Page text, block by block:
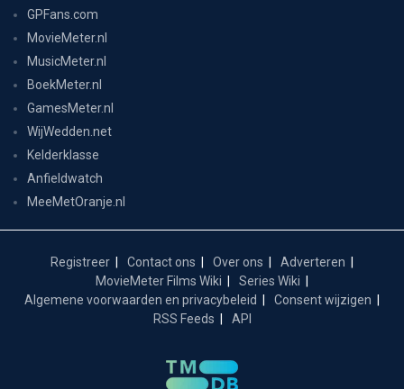
GPFans.com
MovieMeter.nl
MusicMeter.nl
BoekMeter.nl
GamesMeter.nl
WijWedden.net
Kelderklasse
Anfieldwatch
MeeMetOranje.nl
Registreer Contact ons Over ons
Adverteren
MovieMeter Films Wiki
Series Wiki
Algemene voorwaarden en privacybeleid
Consent wijzigen
RSS Feeds
API